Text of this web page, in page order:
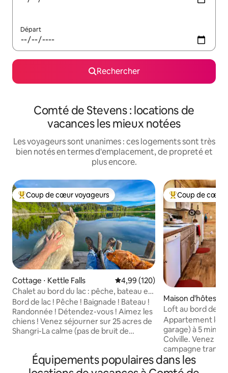
Départ
Rechercher
Comté de Stevens : locations de
vacances les mieux notées
Les voyageurs sont unanimes : ces logements sont très
bien notés en termes d'emplacement, de propreté et
plus encore.
Coups de cœur voyageurs les plus appréciés
Coup de cœur voyageurs
Cottage ⋅ Kettle Falls Évaluation moyenne sur la
4,99 (120)
Chalet au bord du lac : pêche, bateau et
baignade depuis le quai
Bord de lac ! Pêche ! Baignade ! Bateau !
Randonnée ! Détendez-vous ! Aimez les
chiens ! Venez séjourner sur 25 acres de
Shangri-La calme (pas de bruit de
avec utilisation de bateaux et de cannes
à pêche. Nous avons des sentiers de
Coups de cœur
Coup de cœur
Maison d'hôtes ⋅
Loft au bord de la
Appartement loft
garage) à 5
Colville. Venez
campagne
emplacement
vous êtes ici,
Équipements populaires dans les